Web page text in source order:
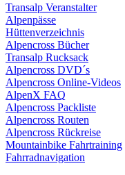
Transalp Veranstalter
Alpenpässe
Hüttenverzeichnis
Alpencross Bücher
Transalp Rucksack
Alpencross DVD´s
Alpencross Online-Videos
AlpenX FAQ
Alpencross Packliste
Alpencross Routen
Alpencross Rückreise
Mountainbike Fahrtraining
Fahrradnavigation